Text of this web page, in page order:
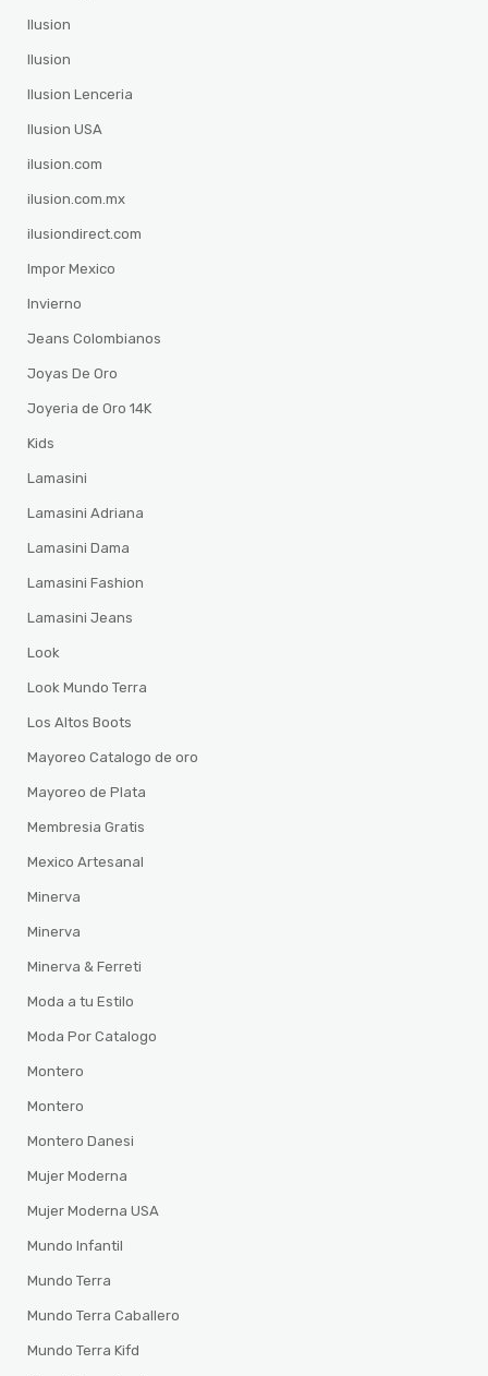
Ilusion
Ilusion
Ilusion Lenceria
Ilusion USA
ilusion.com
ilusion.com.mx
ilusiondirect.com
Impor Mexico
Invierno
Jeans Colombianos
Joyas De Oro
Joyeria de Oro 14K
Kids
Lamasini
Lamasini Adriana
Lamasini Dama
Lamasini Fashion
Lamasini Jeans
Look
Look Mundo Terra
Los Altos Boots
Mayoreo Catalogo de oro
Mayoreo de Plata
Membresia Gratis
Mexico Artesanal
Minerva
Minerva
Minerva & Ferreti
Moda a tu Estilo
Moda Por Catalogo
Montero
Montero
Montero Danesi
Mujer Moderna
Mujer Moderna USA
Mundo Infantil
Mundo Terra
Mundo Terra Caballero
Mundo Terra Kifd